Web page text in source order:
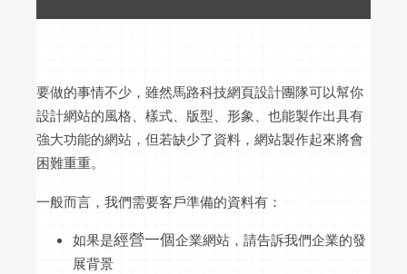
要做的事情不少，雖然馬路科技網頁設計團隊可以幫你
設計網站的風格、樣式、版型、形象、也能製作出具有
強大功能的網站，但若缺少了資料，網站製作起來將會
困難重重。
一般而言，我們需要客戶準備的資料有：
如果是經營一個企業網站，請告訴我們企業的發
展背景